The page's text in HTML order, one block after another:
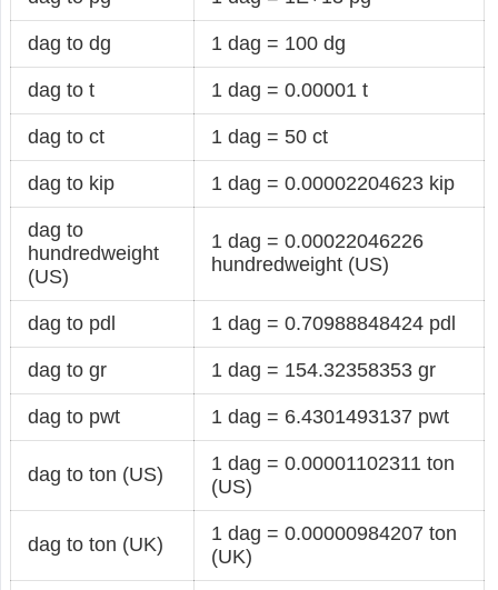
dag to dg 1 dag = 100 dg
dag to t 1 dag = 0.00001 t
dag to ct 1 dag = 50 ct
dag to kip 1 dag = 0.00002204623 kip
dag to
hundredweight
(US)
1 dag = 0.00022046226
hundredweight (US)
dag to pdl 1 dag = 0.70988848424 pdl
dag to gr 1 dag = 154.32358353 gr
dag to pwt 1 dag = 6.4301493137 pwt
dag to ton (US)
1 dag = 0.00001102311 ton
(US)
dag to ton (UK)
1 dag = 0.00000984207 ton
(UK)